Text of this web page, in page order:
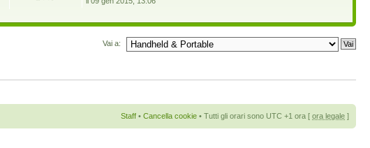
Vai a:
Staff • Cancella cookie • Tutti gli orari sono UTC +1 ora [ ora legale ]